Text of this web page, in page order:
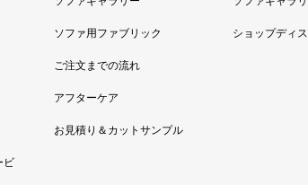
ビ
ソファ用ファブリック
ご注文までの流れ
アフターケア
お見積り＆カットサンプル
ショップディ